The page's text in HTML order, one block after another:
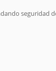
seguridad